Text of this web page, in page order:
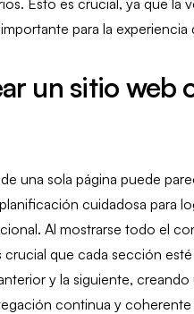
para la experiencia
un sitio web
una sola página puede
cuidadosa para
Al mostrarse todo el
crucial que cada sección
y la siguiente, creando
continua y coherente